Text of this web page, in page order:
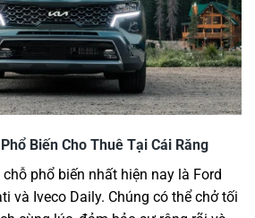
Biến Cho Thuê Tại Cái Răng
phổ biến nhất hiện nay là Ford
và Iveco Daily. Chúng có thể chở tối